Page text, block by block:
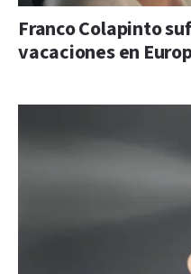
Franco Colapinto
vacaciones en